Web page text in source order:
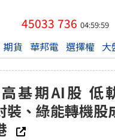
45033 736 04:59:59
期貨 華邦電 選擇權 大
基期AI股 低
裝、綠能轉機股